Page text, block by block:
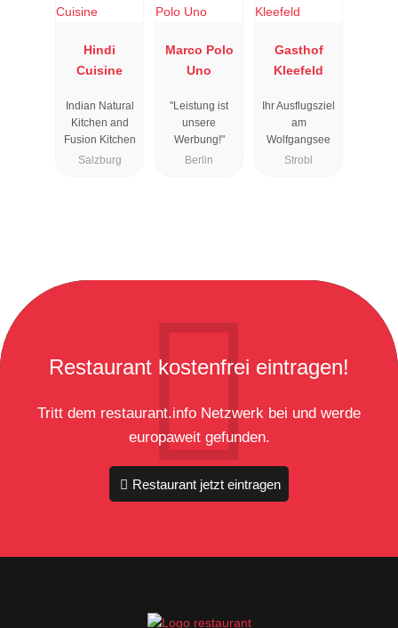
Hindi
Cuisine
Indian Natural
Kitchen and
Fusion Kitchen
Salzburg
Marco Polo
Uno
"Leistung ist
unsere
Werbung!"
Berlin
Gasthof
Kleefeld
Ihr Ausflugsziel
am
Wolfgangsee
Strobl
Restaurant kostenfrei eintragen!
Tritt dem restaurant.info Netzwerk bei und werde
europaweit gefunden.
Restaurant jetzt eintragen